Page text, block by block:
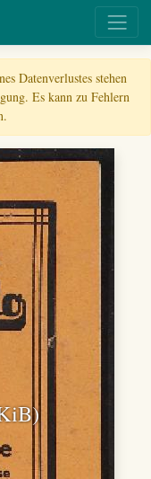
Datenverlustes stehen
Es kann zu Fehlern